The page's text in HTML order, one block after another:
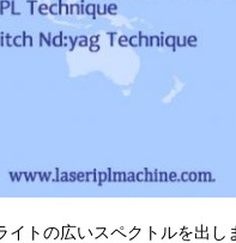
トの広いスペクトルを出